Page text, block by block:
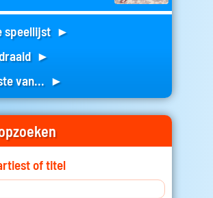
speellijst ►
►
van... ►
of titel